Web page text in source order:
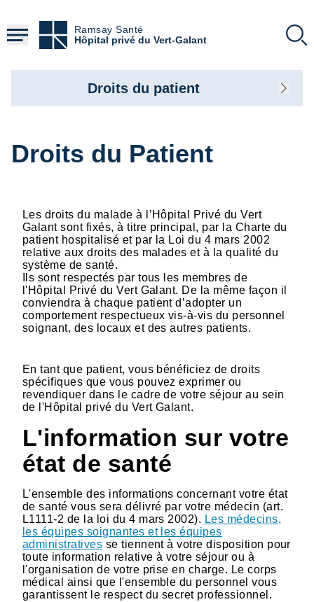
contenu
principal
Ramsay Santé
Hôpital privé du Vert-Galant
Droits du Patient
Les droits du malade à l’Hôpital Privé du Vert
Galant sont fixés, à titre principal, par la Charte du
patient hospitalisé et par la Loi du 4 mars 2002
relative aux droits des malades et à la qualité du
système de santé.
Ils sont respectés par tous les membres de
l'Hôpital Privé du Vert Galant. De la même façon il
conviendra à chaque patient d’adopter un
comportement respectueux vis-à-vis du personnel
soignant, des locaux et des autres patients.
En tant que patient, vous bénéficiez de droits
spécifiques que vous pouvez exprimer ou
revendiquer dans le cadre de votre séjour au sein
de l'Hôpital privé du Vert Galant.
L'information sur votre
état de santé
L'ensemble des informations concernant votre état
de santé vous sera délivré par votre médecin (art.
L1111-2 de la loi du 4 mars 2002). Les médecins,
les équipes soignantes et les équipes
administratives se tiennent à votre disposition pour
toute information relative à votre séjour ou à
l'organisation de votre prise en charge. Le corps
médical ainsi que l'ensemble du personnel vous
garantissent le respect du secret professionnel.
Droits du patient